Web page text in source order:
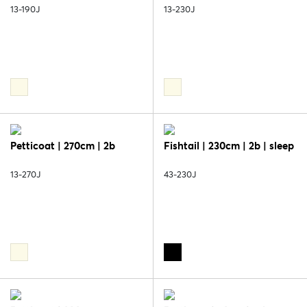
13-190J 13-230J
Petticoat | 270cm | 2b
13-270J
Fishtail | 230cm | 2b | sleep
43-230J